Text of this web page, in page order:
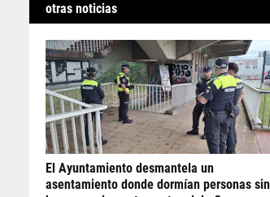
otras noticias
El Ayuntamiento desmantela un
asentamiento donde dormían personas sin